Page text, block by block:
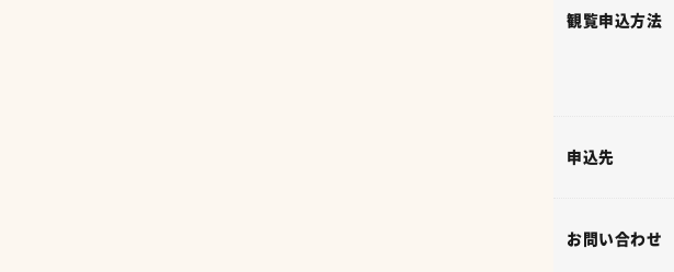
観覧申込方法
申込先
お問い合わせ